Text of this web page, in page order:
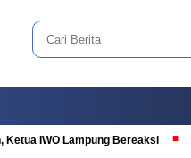
Ketua IWO Lampung Bereaksi